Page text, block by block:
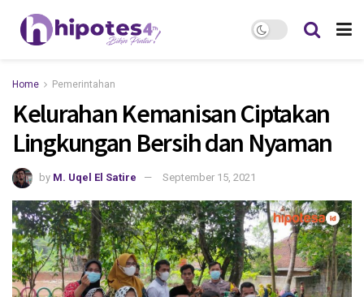
Home Pemerintahan
Kelurahan Kemanisan Ciptakan
Lingkungan Bersih dan Nyaman
by M. Uqel El Satire September 15, 2021